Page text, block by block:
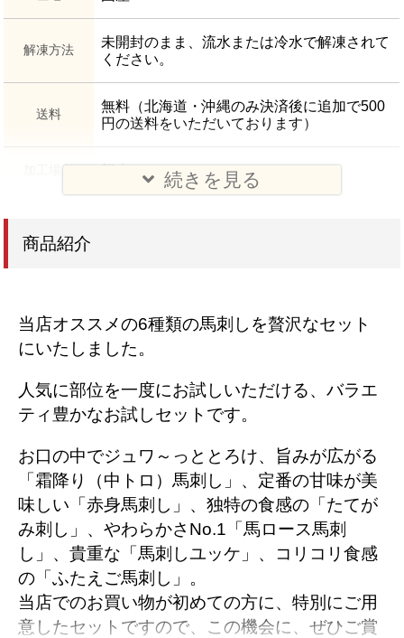
続きを見る
解凍方法
未開封のまま、流水または冷水で解凍されて
ください。
送料
無料（北海道・沖縄のみ決済後に追加で500
円の送料をいただいております）
加工場所 熊本
商品紹介
当店オススメの6種類の馬刺しを贅沢なセット
にいたしました。
人気に部位を一度にお試しいただける、バラエ
ティ豊かなお試しセットです。
お口の中でジュワ～っととろけ、旨みが広がる
「霜降り（中トロ）馬刺し」、定番の甘味が美
味しい「赤身馬刺し」、独特の食感の「たてが
み刺し」、やわらかさNo.1「馬ロース馬刺
し」、貴重な「馬刺しユッケ」、コリコリ食感
の「ふたえご馬刺し」。
当店でのお買い物が初めての方に、特別にご用
意したセットですので、この機会に、ぜひご賞